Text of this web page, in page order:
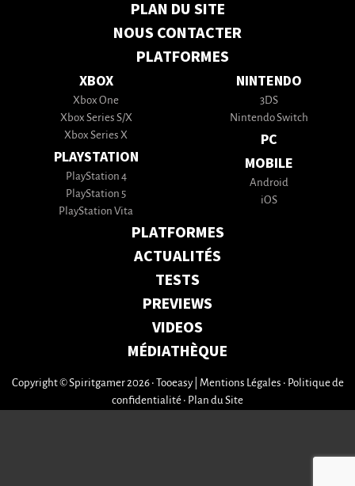
PLAN DU SITE
NOUS CONTACTER
PLATFORMES
XBOX
Xbox One
Xbox Series S/X
Xbox Series X
PLAYSTATION
PlayStation 4
PlayStation 5
PlayStation Vita
NINTENDO
3DS
Nintendo Switch
PC
MOBILE
Android
iOS
PLATFORMES
ACTUALITÉS
TESTS
PREVIEWS
VIDEOS
MÉDIATHÈQUE
Copyright © Spiritgamer 2026 • Tooeasy Mentions Légales • Politique de
confidentialité • Plan du Site